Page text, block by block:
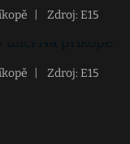
Zdroj: E15
Zdroj: E15